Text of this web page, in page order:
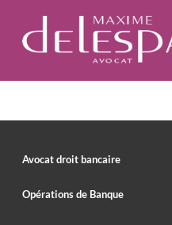
Avocat droit bancaire
Opérations de Banque